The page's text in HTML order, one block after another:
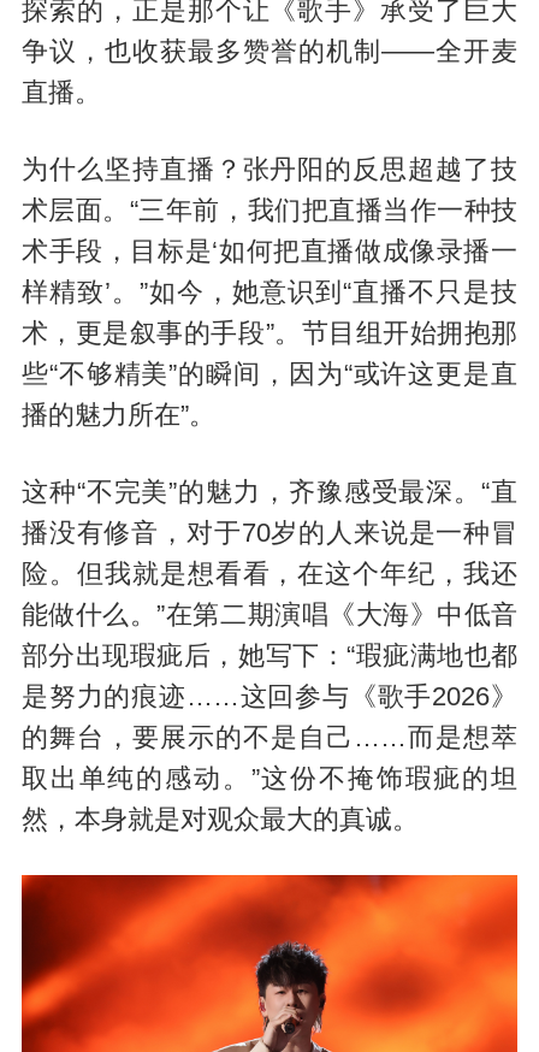
探索的，正是那个让《歌手》承受了巨大
争议，也收获最多赞誉的机制——全开麦
直播。
为什么坚持直播？张丹阳的反思超越了技
术层面。“三年前，我们把直播当作一种技
术手段，目标是‘如何把直播做成像录播一
样精致’。”如今，她意识到“直播不只是技
术，更是叙事的手段”。节目组开始拥抱那
些“不够精美”的瞬间，因为“或许这更是直
播的魅力所在”。
这种“不完美”的魅力，齐豫感受最深。“直
播没有修音，对于70岁的人来说是一种冒
险。但我就是想看看，在这个年纪，我还
能做什么。”在第二期演唱《大海》中低音
部分出现瑕疵后，她写下：“瑕疵满地也都
是努力的痕迹……这回参与《歌手2026》
的舞台，要展示的不是自己……而是想萃
取出单纯的感动。”这份不掩饰瑕疵的坦
然，本身就是对观众最大的真诚。